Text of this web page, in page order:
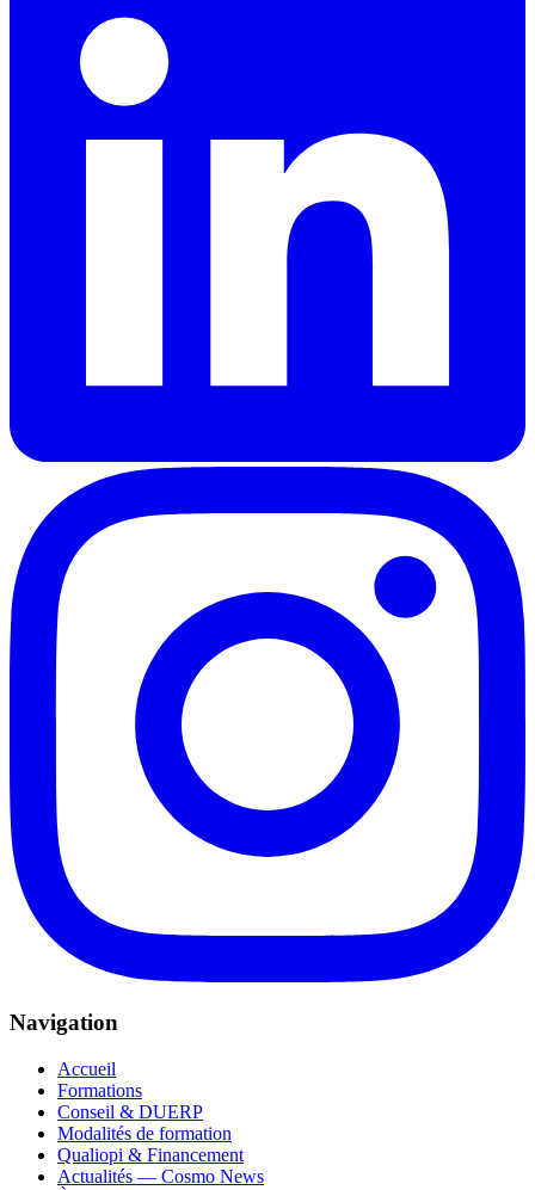
Navigation
Accueil
Formations
Conseil & DUERP
Modalités de formation
Qualiopi & Financement
Actualités — Cosmo News